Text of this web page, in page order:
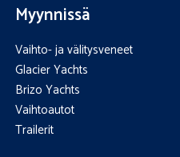
Myynnissä
Vaihto- ja välitysveneet
Glacier Yachts
Brizo Yachts
Vaihtoautot
Trailerit